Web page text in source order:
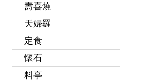
壽喜燒
天婦羅
定食
懷石
料亭